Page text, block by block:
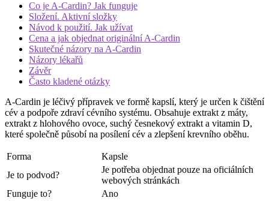
Co je A-Cardin? Jak funguje
Složení. Aktivní složky
Návod k použití. Jak užívat
Cena a jak objednat originální A-Cardin
Skutečné názory na A-Cardin
Názory lékařů
Závěr
Často kladené otázky
A-Cardin je léčivý přípravek ve formě kapslí, který je určen k čištění
cév a podpoře zdraví cévního systému. Obsahuje extrakt z máty,
extrakt z hlohového ovoce, suchý česnekový extrakt a vitamin D,
které společně působí na posílení cév a zlepšení krevního oběhu.
Forma
Kapsle
Je to podvod?
Je potřeba objednat pouze na oficiálních
webových stránkách
Funguje to?
Ano